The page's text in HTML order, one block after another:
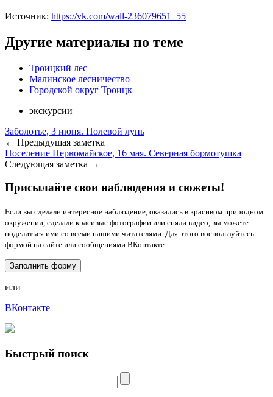
Источник: https://vk.com/wall-236079651_55
Другие материалы по теме
Троицкий лес
Малинское лесничество
Городской округ Троицк
экскурсии
Заболотье, 3 июня. Полевой лунь
← Предыдущая заметка
Поселение Первомайское, 16 мая. Северная бормотушка
Следующая заметка →
Присылайте свои наблюдения и сюжеты!
Если вы сделали интересное наблюдение, оказались в красивом природном
окружении, сделали красивые фотографии или сняли видео, вы можете
поделиться ими со всеми нашими читателями. Для этого воспользуйтесь
формой на сайте или сообщениями ВКонтакте:
Заполнить форму
или
ВКонтакте
Быстрый поиск